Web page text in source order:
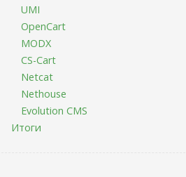
UMI
OpenCart
MODX
CS-Cart
Netcat
Nethouse
Evolution CMS
Итоги